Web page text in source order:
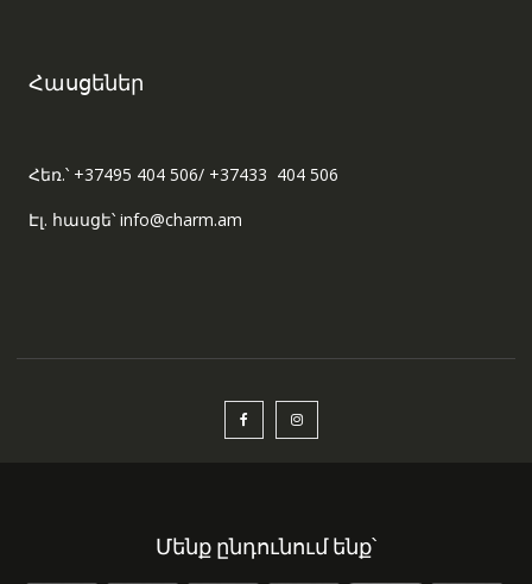
Հասցեներ
Հեռ.՝ +37495 404 506/ +37433 404 506
Էլ. հասցե՝ info@charm.am
Մենք ընդունում ենք՝